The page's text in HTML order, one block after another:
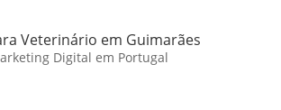
Veterinário em Guimarães
Digital em Portugal